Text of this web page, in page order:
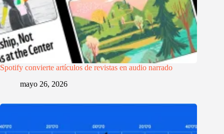
Spotify convierte artículos de revistas en audio narrado
mayo 26, 2026